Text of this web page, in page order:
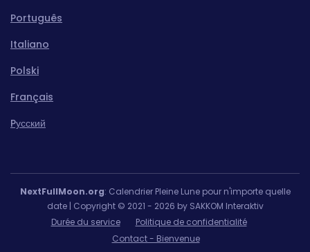
Português
Italiano
Polski
Français
Pусский
NextFullMoon.org: Calendrier Pleine Lune pour n'importe quelle
date | Copyright © 2021 - 2026 by SAKKOM Interaktiv
Durée du service
Politique de confidentialité
Contact - Bienvenue